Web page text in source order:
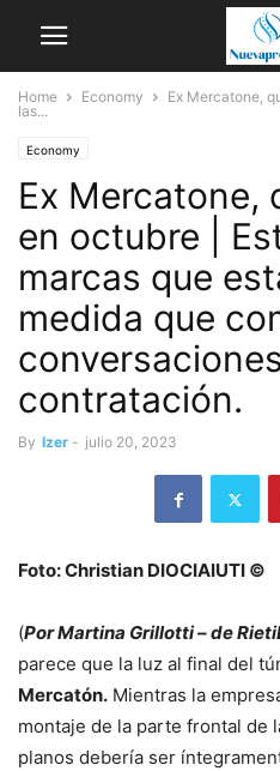
Home Economy
Ex Mercatone,
las...
Economy
Ex Mercatone,
en octubre |
marcas que
medida que
contratación.
By Izer - julio 20, 2023
Foto: Christian DIOCIAIUTI ©
(Por Martina Grillotti – de
parece que la luz al final del
Mercatón. Mientras la
montaje de la parte frontal de
planos debería ser